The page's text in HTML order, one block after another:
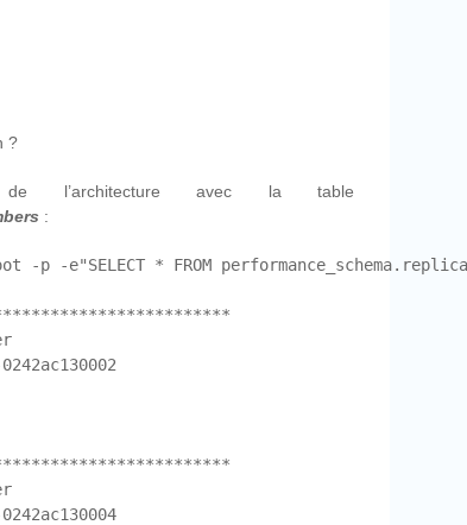
?
l’architecture avec la table
:
p -e"SELECT * FROM